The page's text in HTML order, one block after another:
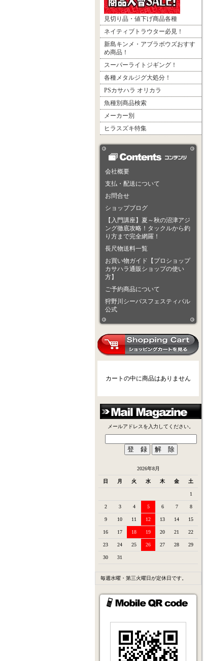
見切り品・値下げ商品各種
ネイティブトラウター必見！
新島キンメ・アブラボウズおすす
め商品！
スーパーライトジギング！
各種メタルジグ大処分！
PSカサハラ オリカラ
魚種別商品検索
メーカー別
ヒラスズキ特集
会社概要
支払・配送について
お問合せ
ショップブログ
【入門講座】夏～秋の沼津アジ
ング徹底攻略！タックルから釣
り方まで完全網羅！
長尺物送料一覧
お買い物ガイド【プロショップ
カサハラ通販ショップの使い
方】
ご予約商品について
狩野川シーバスフェスティバル
公式
カートの中に商品はありません
メールアドレスを入力してください。
2026年8月
日 月 火 水 木 金 土
1
2 3 4 5 6 7 8
9 10 11 12 13 14 15
16 17 18 19 20 21 22
23 24 25 26 27 28 29
30 31
毎週水曜・第三火曜日が定休日です。